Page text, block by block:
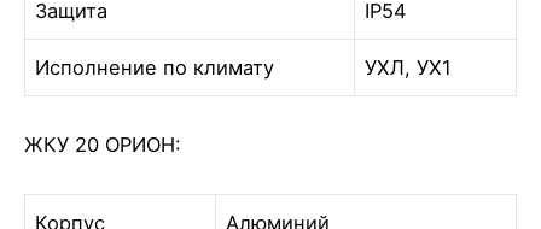
Защита IP54
Исполнение по климату УХЛ, УХ1
ЖКУ 20 ОРИОН:
Корпус Алюминий